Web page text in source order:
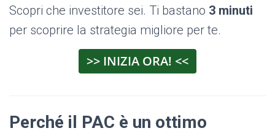
Scopri che investitore sei. Ti bastano 3 minuti
per scoprire la strategia migliore per te.
>> INIZIA ORA! <<
Perché il PAC è un ottimo